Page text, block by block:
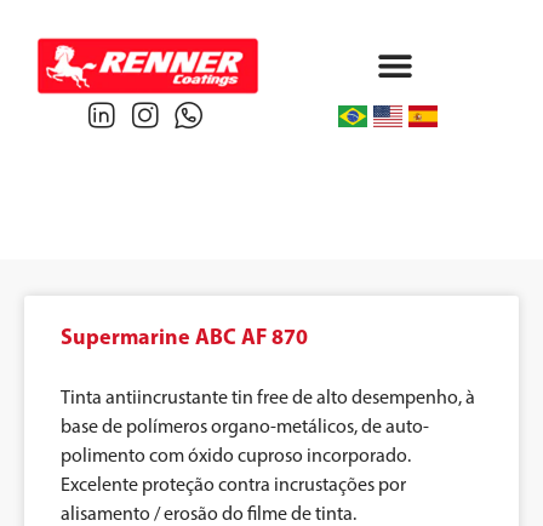
Supermarine ABC AF 870
Tinta antiincrustante tin free de alto desempenho, à
base de polímeros organo-metálicos, de auto-
polimento com óxido cuproso incorporado.
Excelente proteção contra incrustações por
alisamento / erosão do filme de tinta.